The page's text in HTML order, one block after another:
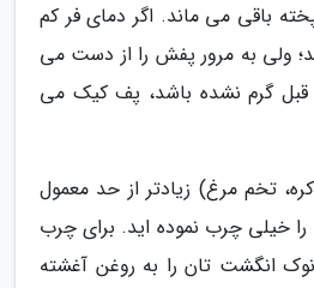
باقی می ماند. اگر دمای فر کم
ولی به مرور پفش را از دست می
قبل گرم نشده باشد، پف کیک می
تخم مرغ) زیادتر از حد معمول
را خیلی چرب نموده اید. برای چرب
انگشت تان را به روغن آغشته